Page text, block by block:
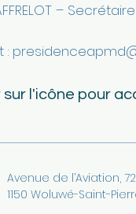
– Secrétaire
:
sur l'icône pour
Avenue de l’Aviation, 72
1150 Woluwé-Saint-